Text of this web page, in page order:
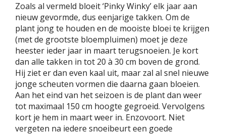
Zoals al vermeld bloeit ‘Pinky Winky’ elk jaar aan
nieuw gevormde, dus eenjarige takken. Om de
plant jong te houden en de mooiste bloei te krijgen
(met de grootste bloempluimen) moet je deze
heester ieder jaar in maart terugsnoeien. Je kort
dan alle takken in tot 20 à 30 cm boven de grond.
Hij ziet er dan even kaal uit, maar zal al snel nieuwe
jonge scheuten vormen die daarna gaan bloeien.
Aan het eind van het seizoen is de plant dan weer
tot maximaal 150 cm hoogte gegroeid. Vervolgens
kort je hem in maart weer in. Enzovoort. Niet
vergeten na iedere snoeibeurt een goede